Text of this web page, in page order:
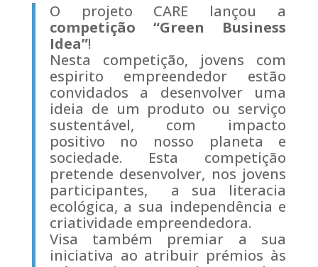
O projeto CARE lançou a
competição “Green Business
Idea”!
Nesta competição, jovens com
espirito empreendedor estão
convidados a desenvolver uma
ideia de um produto ou serviço
sustentável, com impacto
positivo no nosso planeta e
sociedade. Esta competição
pretende desenvolver, nos jovens
participantes, a sua literacia
ecológica, a sua independência e
criatividade empreendedora.
Visa também premiar a sua
iniciativa ao atribuir prémios às